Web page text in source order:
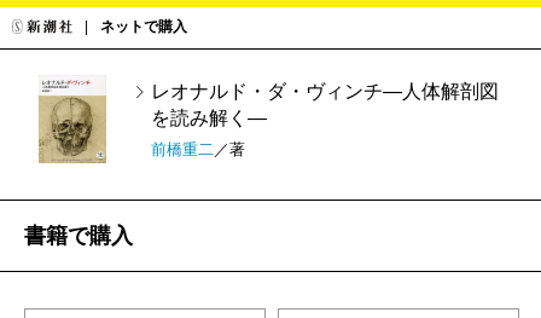
ネットで購入
レオナルド・ダ・ヴィンチ―人体解剖図
を読み解く―
前橋重二 ／著
書籍で購入